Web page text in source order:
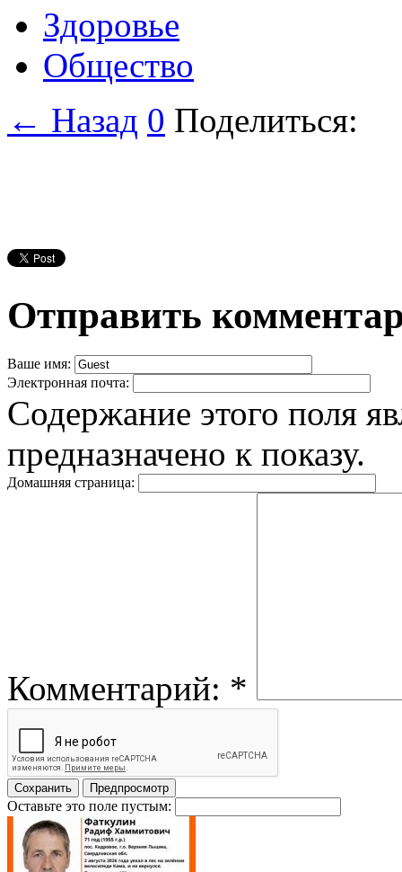
Здоровье
Общество
← Назад 0 Поделиться:
Отправить
Ваше имя:
Электронная почта:
Содержание этого поля
предназначено к показу.
Домашняя страница:
Комментарий: *
Оставьте это поле пустым: